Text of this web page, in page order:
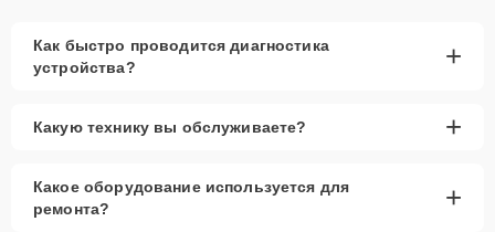
Как быстро проводится диагностика
устройства?
+
Какую технику вы обслуживаете? +
Какое оборудование используется для
ремонта?
+